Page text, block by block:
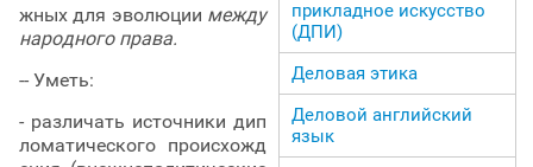
жных для эволюции между
народного права.
-- Уметь:
- различать источники дип
ломатического происхожд
прикладное искусство
(ДПИ)
Деловая этика
Деловой английский
язык